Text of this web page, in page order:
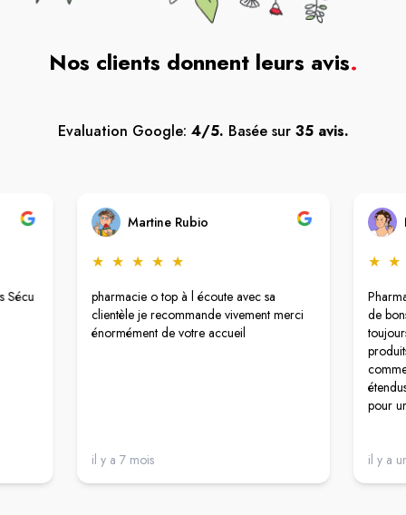
Nos clients donnent leurs avis.
Evaluation Google: 4/5. Basée sur 35 avis.
Sécu
Martine Rubio
★ ★ ★ ★ ★
pharmacie o top à l écoute avec sa
clientèle je recommande vivement merci
énormément de votre accueil
il y a 7 mois
★ ★
de
pour
il y a